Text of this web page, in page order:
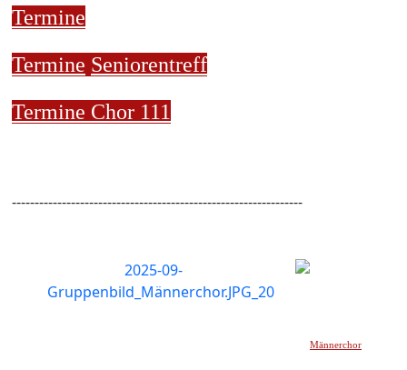
Termine
Termine Seniorentreff
Termine Chor 111
----------------------------------------------------------------
Männerchor